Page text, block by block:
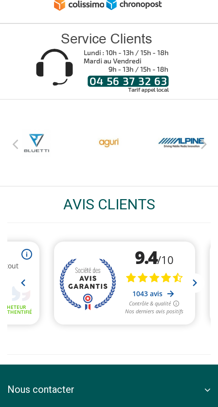
AVIS CLIENTS
Nous contacter